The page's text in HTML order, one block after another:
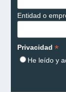
Entidad o
Privacidad *
He leído y